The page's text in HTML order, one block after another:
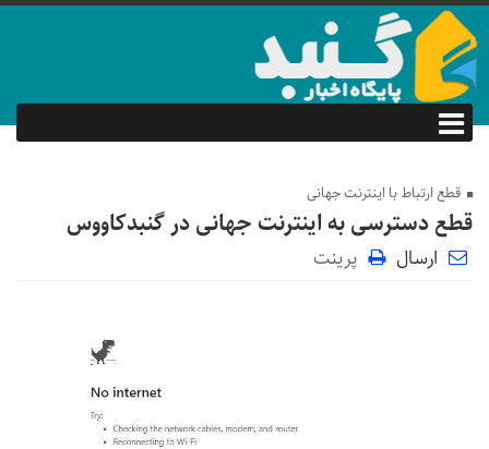
قطع ارتباط با اینترنت جهانی
قطع دسترسی به اینترنت جهانی در گنبدکاووس
ارسال پرینت